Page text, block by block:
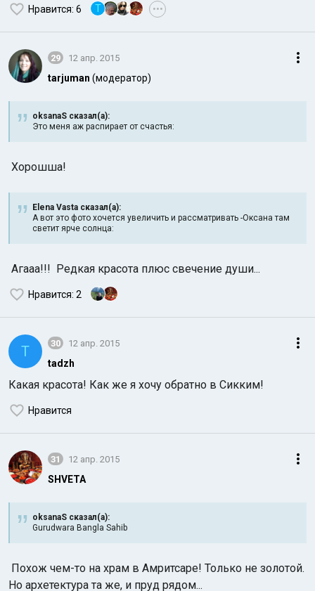
Нравится: 6 T •••
29 12 апр. 2015
tarjuman (модератор)
oksanaS сказал(а):
Это меня аж распирает от счастья:
Хорошша!
Elena Vasta сказал(а):
А вот это фото хочется увеличить и рассматривать -Оксана там
светит ярче солнца:
Агааа!!! Редкая красота плюс свечение души...
Нравится: 2
T 30 12 апр. 2015
tadzh
Какая красота! Как же я хочу обратно в Сикким!
Нравится
31 12 апр. 2015
SHVETA
oksanaS сказал(а):
Gurudwara Bangla Sahib
Похож чем-то на храм в Амритсаре! Только не золотой.
Но архетектура та же, и пруд рядом...